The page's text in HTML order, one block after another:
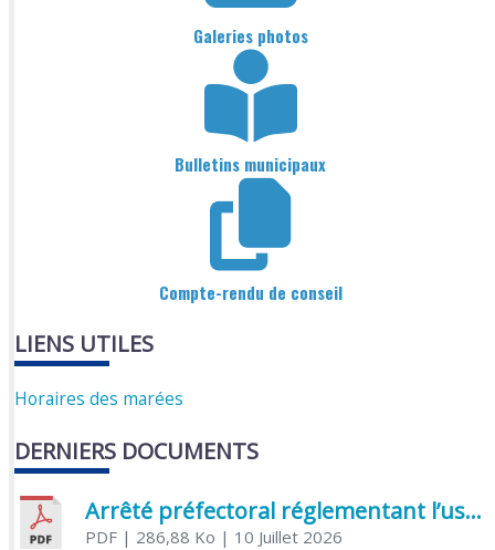
Galeries photos
Bulletins municipaux
Compte-rendu de conseil
LIENS UTILES
Horaires des marées
DERNIERS DOCUMENTS
Arrêté préfectoral réglementant l’usage de l’eau
PDF| 286,88 Ko | 10 Juillet 2026